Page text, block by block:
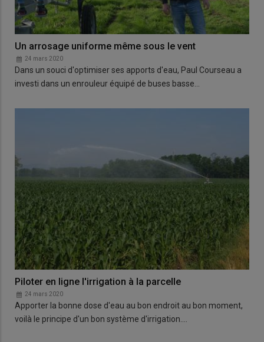
Un arrosage uniforme même sous le vent
24 mars 2020
Dans un souci d'optimiser ses apports d'eau, Paul Courseau a
investi dans un enrouleur équipé de buses basse…
Piloter en ligne l'irrigation à la parcelle
24 mars 2020
Apporter la bonne dose d'eau au bon endroit au bon moment,
voilà le principe d'un bon système d'irrigation.…